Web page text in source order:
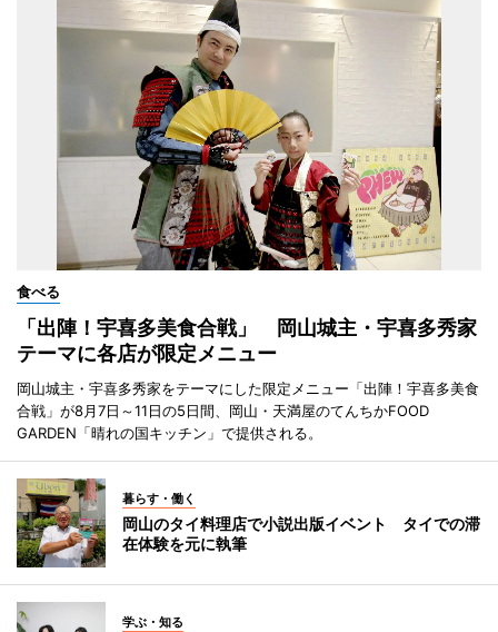
食べる
「出陣！宇喜多美食合戦」 岡山城主・宇喜多秀家
テーマに各店が限定メニュー
岡山城主・宇喜多秀家をテーマにした限定メニュー「出陣！宇喜多美食
合戦」が8月7日～11日の5日間、岡山・天満屋のてんちかFOOD
GARDEN「晴れの国キッチン」で提供される。
暮らす・働く
岡山のタイ料理店で小説出版イベント タイでの滞
在体験を元に執筆
学ぶ・知る